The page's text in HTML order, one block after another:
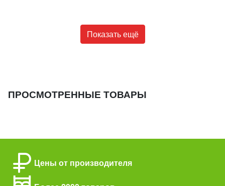
Показать ещё
ПРОСМОТРЕННЫЕ ТОВАРЫ
Цены от производителя